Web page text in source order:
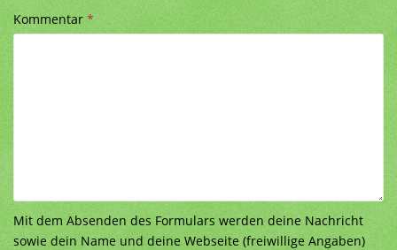
Kommentar*
Mit dem Absenden des Formulars werden deine Nachricht
sowie dein Name und deine Webseite (freiwillige Angaben)